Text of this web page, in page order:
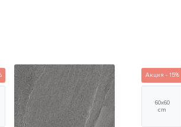
Акция - 15%
60х60
cm